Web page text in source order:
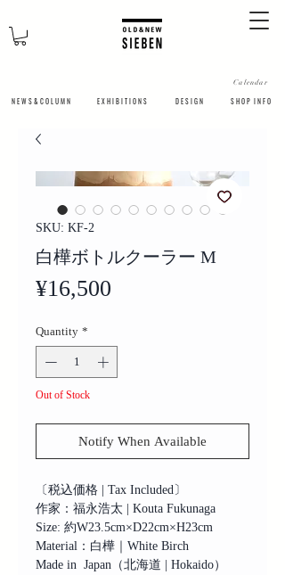
N E W S & C O L U M N
Calendar
​E X H I B I T I O N S D E S I G N S H O P I N F O
SKU: KF-2
白樺ボトルクーラー M
¥16,500
Quantity *
Out of Stock
Notify When Available
〔税込価格 | Tax Included〕
作家：福永浩太 | Kouta Fukunaga
Size: 約W23.5cm×D22cm×H23cm
Material：白樺｜White Birch
Made in Japan（北海道 | Hokaido）